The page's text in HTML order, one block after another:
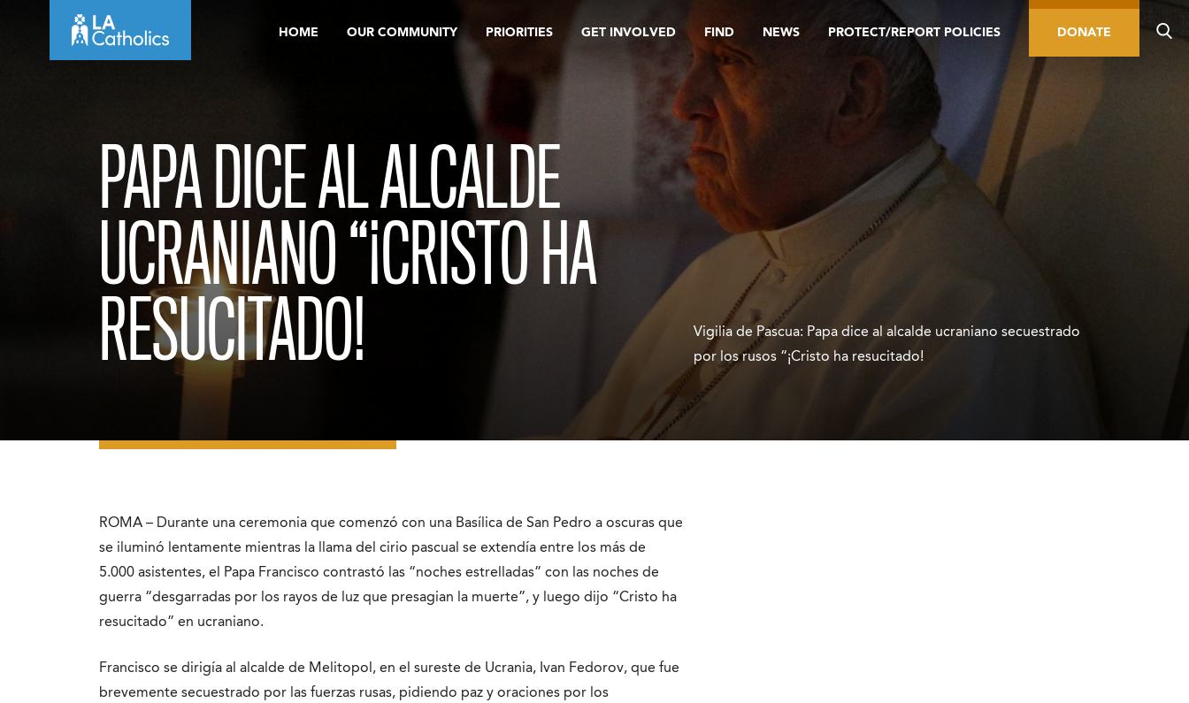
HOME OUR COMMUNITY PRIORITIES GET INVOLVED FIND NEWS PROTECT/REPORT POLICIES DONATE
PAPA DICE AL ALCALDE
UCRANIANO “¡CRISTO HA
RESUCITADO!
Vigilia de Pascua: Papa dice al alcalde ucraniano secuestrado
por los rusos “¡Cristo ha resucitado!
ROMA – Durante una ceremonia que comenzó con una Basílica de San Pedro a oscuras que
se iluminó lentamente mientras la llama del cirio pascual se extendía entre los más de
5.000 asistentes, el Papa Francisco contrastó las “noches estrelladas” con las noches de
guerra “desgarradas por los rayos de luz que presagian la muerte”, y luego dijo “Cristo ha
resucitado” en ucraniano.
Francisco se dirigía al alcalde de Melitopol, en el sureste de Ucrania, Ivan Fedorov, que fue
brevemente secuestrado por las fuerzas rusas, pidiendo paz y oraciones por los